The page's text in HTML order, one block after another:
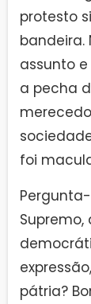
protesto
bandeira.
assunto
a pecha
foi
pátria?